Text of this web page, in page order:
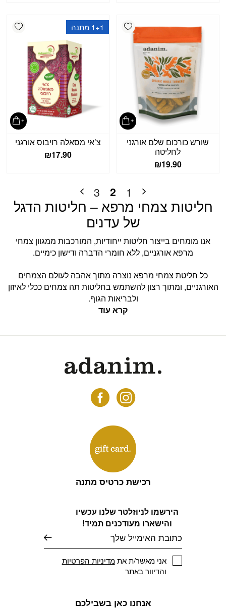
Add wishlist
שורש כורכום שלם אורגני
לחליטה
₪19.90
1+1 מתנה
צ’אי מסאלה רויבוס אורגני
₪17.90
1
2
3
חליטות צמחי מרפא – חליטות הדגל
של עדנים
אנו מומחים בייצור חליטות ייחודיות, המורכבות ממגוון צמחי
מרפא אורגניים, ללא חומרי הדברה ודישון כימיים.
כל חליטת צמחי מרפא נוצרה מתוך אהבה לעולם הצמחים
האורגניים, ומתוך רצון להשתמש בחליטות תה צמחים ככלי לאיזון
ולבריאות הגוף.
קרא עוד
הירשמו לניוזלטר שלנו עכשיו
והישארו מעודכנים תמיד!
אני מאשר/ת אתמדיניות הפרטיות
והדיוור באתר
אנחנו כאן בשבילכם
רכישת כרטיס מתנה